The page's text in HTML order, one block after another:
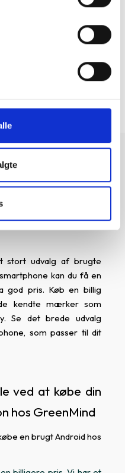
... 4 5 6 ... 17
mobil hos
stort udvalg af brugte
kan du få en
god pris. Køb en billig
kendte mærker som
Se det brede udvalg
som passer til dit
ved at købe din
hos GreenMind
en brugt Android hos